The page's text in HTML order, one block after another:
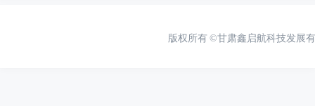
版权所有 ©甘肃鑫启航科技发展